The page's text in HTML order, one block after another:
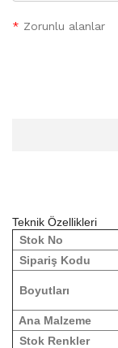
* Zorunlu alanlar
Teknik Özellikleri
Stok No
Sipariş Kodu
Boyutları
Ana Malzeme
Stok Renkler